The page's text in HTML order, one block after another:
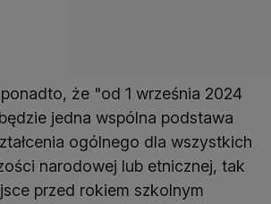
ponadto, że "od 1 września 2024
jedna wspólna podstawa
ogólnego dla wszystkich
narodowej lub etnicznej, tak
przed rokiem szkolnym